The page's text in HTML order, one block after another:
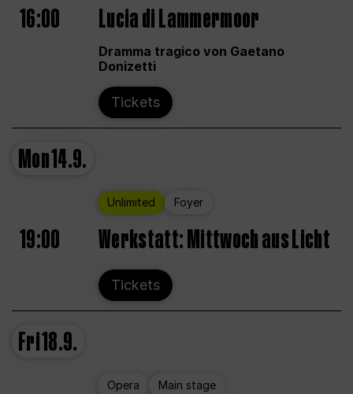
16:00 Lucia di Lammermoor
Dramma tragico von Gaetano
Donizetti
Tickets
Mon14.9.
Unlimited Foyer
19:00 Werkstatt: Mittwoch aus Licht
Tickets
Fri18.9.
Opera Main stage